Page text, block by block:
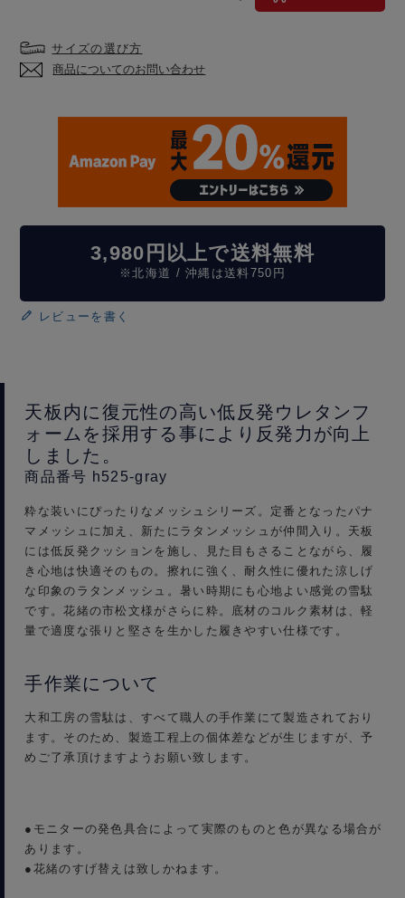
サイズの選び方
商品についてのお問い合わせ
3,980円以上で送料無料
※北海道 / 沖縄は送料750円
レビューを書く
天板内に復元性の高い低反発ウレタンフ
ォームを採用する事により反発力が向上
しました。
商品番号 h525-gray
粋な装いにぴったりなメッシュシリーズ。定番となったパナ
マメッシュに加え、新たにラタンメッシュが仲間入り。天板
には低反発クッションを施し、見た目もさることながら、履
き心地は快適そのもの。擦れに強く、耐久性に優れた涼しげ
な印象のラタンメッシュ。暑い時期にも心地よい感覚の雪駄
です。花緒の市松文様がさらに粋。底材のコルク素材は、軽
量で適度な張りと堅さを生かした履きやすい仕様です。
手作業について
大和工房の雪駄は、すべて職人の手作業にて製造されており
ます。そのため、製造工程上の個体差などが生じますが、予
めご了承頂けますようお願い致します。
●モニターの発色具合によって実際のものと色が異なる場合が
あります。
●花緒のすげ替えは致しかねます。